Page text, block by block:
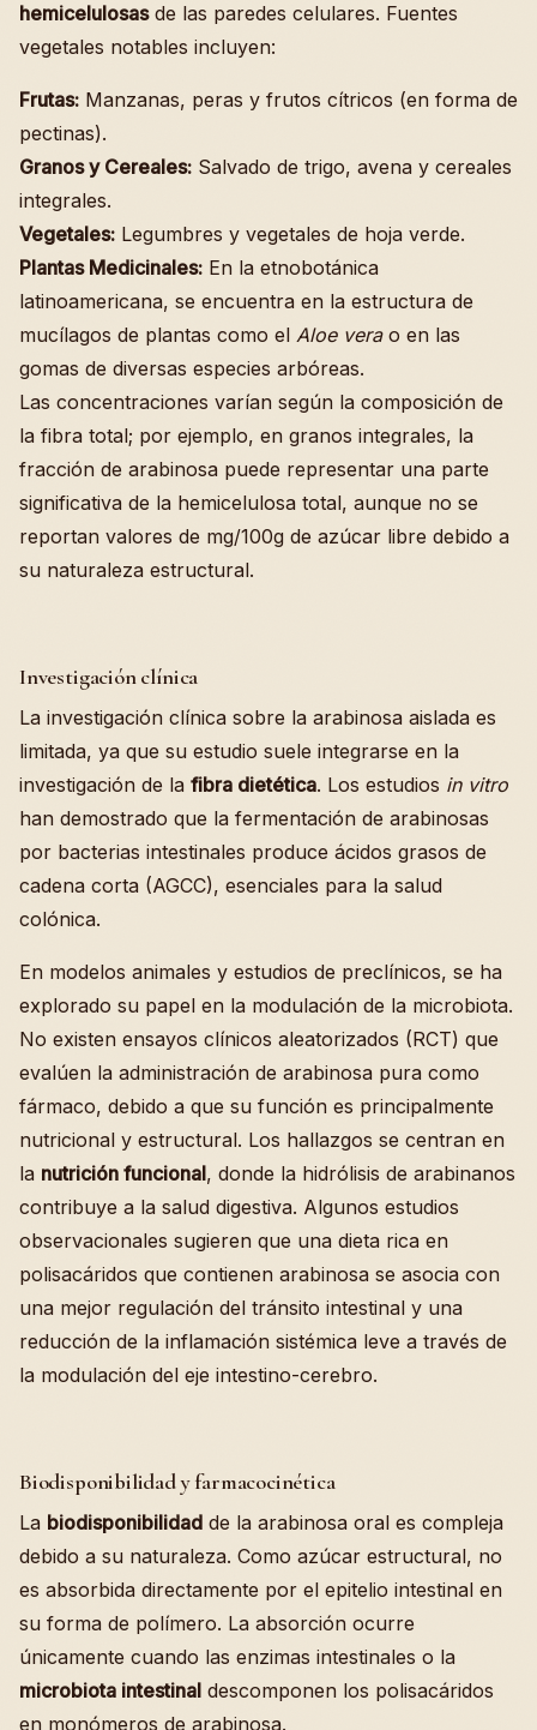
hemicelulosasde las paredes celulares. Fuentes
vegetales notables incluyen:
Frutas: Manzanas, peras y frutos cítricos (en forma de
pectinas).
Granos y Cereales: Salvado de trigo, avena y cereales
integrales.
Vegetales: Legumbres y vegetales de hoja verde.
Plantas Medicinales: En la etnobotánica
latinoamericana, se encuentra en la estructura de
mucílagos de plantas como el Aloe verao en las
gomas de diversas especies arbóreas.
Las concentraciones varían según la composición de
la fibra total; por ejemplo, en granos integrales, la
fracción de arabinosa puede representar una parte
significativa de la hemicelulosa total, aunque no se
reportan valores de mg/100g de azúcar libre debido a
su naturaleza estructural.
Investigación clínica
La investigación clínica sobre la arabinosa aislada es
limitada, ya que su estudio suele integrarse en la
investigación de la fibra dietética. Los estudios in vitro
han demostrado que la fermentación de arabinosas
por bacterias intestinales produce ácidos grasos de
cadena corta (AGCC), esenciales para la salud
colónica.
En modelos animales y estudios de preclínicos, se ha
explorado su papel en la modulación de la microbiota.
No existen ensayos clínicos aleatorizados (RCT) que
evalúen la administración de arabinosa pura como
fármaco, debido a que su función es principalmente
nutricional y estructural. Los hallazgos se centran en
la nutrición funcional, donde la hidrólisis de arabinanos
contribuye a la salud digestiva. Algunos estudios
observacionales sugieren que una dieta rica en
polisacáridos que contienen arabinosa se asocia con
una mejor regulación del tránsito intestinal y una
reducción de la inflamación sistémica leve a través de
la modulación del eje intestino-cerebro.
Biodisponibilidad y farmacocinética
La biodisponibilidad de la arabinosa oral es compleja
debido a su naturaleza. Como azúcar estructural, no
es absorbida directamente por el epitelio intestinal en
su forma de polímero. La absorción ocurre
únicamente cuando las enzimas intestinales o la
microbiota intestinal descomponen los polisacáridos
en monómeros de arabinosa.